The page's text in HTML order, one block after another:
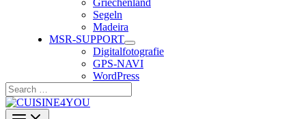
Griechenland
Segeln
Madeira
MSR-SUPPORT
Digitalfotografie
GPS-NAVI
WordPress
Search
…